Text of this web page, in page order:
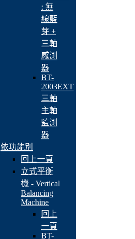
: 無
線藍
芽 +
三軸
感測
器
BT-
2003EXT
三軸
主軸
監測
器
依功能別
回上一頁
立式平衡
機 - Vertical
Balancing
Machine
回上
一頁
BT-